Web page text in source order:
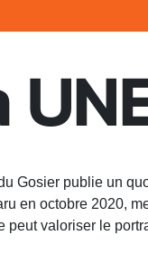
Gosier publie un
en octobre 2020,
valoriser le